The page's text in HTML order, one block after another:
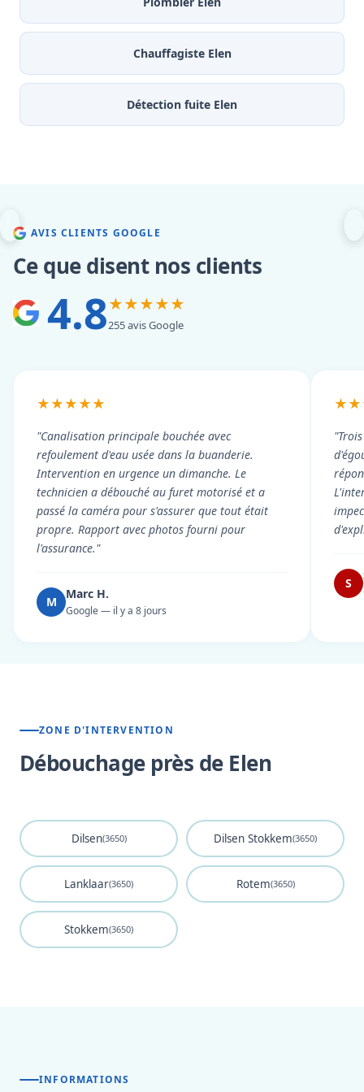
Chauffagiste Elen
Détection fuite Elen
AVIS CLIENTS GOOGLE
Ce que disent nos clients
4.8★★★★★
255 avis Google
★★★★★
"Canalisation principale bouchée avec
refoulement d'eau usée dans la buanderie.
Intervention en urgence un dimanche. Le
technicien a débouché au furet motorisé et a
passé la caméra pour s'assurer que tout était
propre. Rapport avec photos fourni pour
l'assurance."
M
Marc H.
Google — il y a 8 jours
S
ZONE D'INTERVENTION
Débouchage près de Elen
Dilsen(3650) Dilsen Stokkem(3650)
Lanklaar(3650) Rotem(3650)
Stokkem(3650)
INFORMATIONS